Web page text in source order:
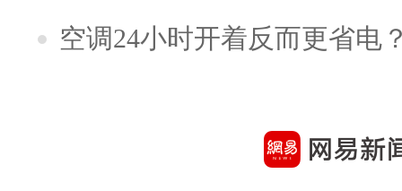
空调24小时开着反而更省电